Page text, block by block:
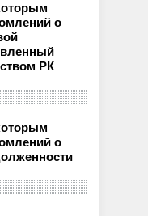
о
РК
о